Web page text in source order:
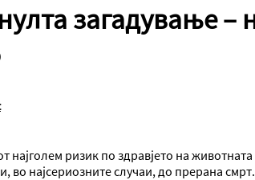
загадување
најголем ризик по здравјето на
во најсериозните случаи, до прерана смрт.